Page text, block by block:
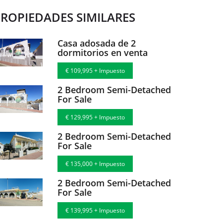
SIMILARES
Casa adosada de 2
dormitorios en venta
€ 109,995 + Impuesto
2 Bedroom Semi-Detached
For Sale
€ 129,995 + Impuesto
2 Bedroom Semi-Detached
For Sale
€ 135,000 + Impuesto
2 Bedroom Semi-Detached
For Sale
€ 139,995 + Impuesto